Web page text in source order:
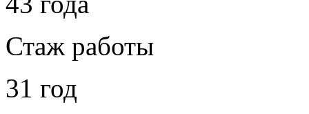
Стаж работы
31 год